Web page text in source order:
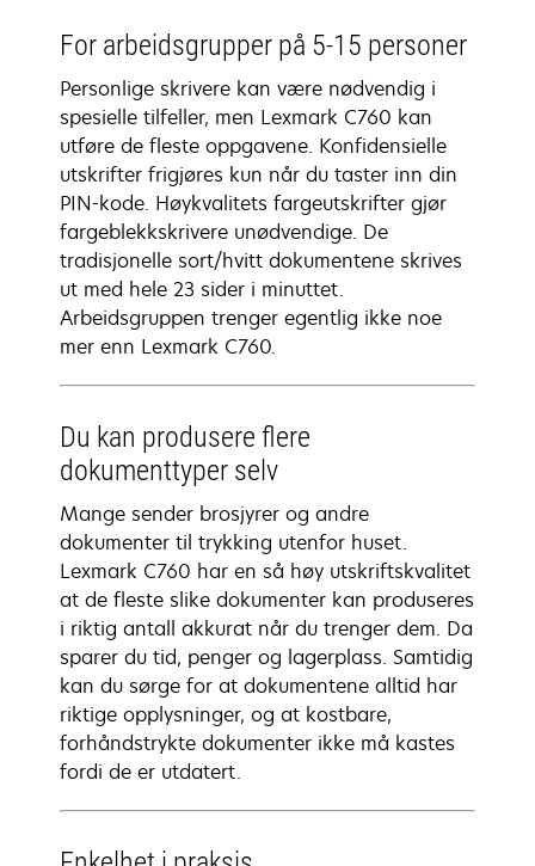
For arbeidsgrupper på 5-15 personer
Personlige skrivere kan være nødvendig i
spesielle tilfeller, men Lexmark C760 kan
utføre de fleste oppgavene. Konfidensielle
utskrifter frigjøres kun når du taster inn din
PIN-kode. Høykvalitets fargeutskrifter gjør
fargeblekkskrivere unødvendige. De
tradisjonelle sort/hvitt dokumentene skrives
ut med hele 23 sider i minuttet.
Arbeidsgruppen trenger egentlig ikke noe
mer enn Lexmark C760.
Du kan produsere flere
dokumenttyper selv
Mange sender brosjyrer og andre
dokumenter til trykking utenfor huset.
Lexmark C760 har en så høy utskriftskvalitet
at de fleste slike dokumenter kan produseres
i riktig antall akkurat når du trenger dem. Da
sparer du tid, penger og lagerplass. Samtidig
kan du sørge for at dokumentene alltid har
riktige opplysninger, og at kostbare,
forhåndstrykte dokumenter ikke må kastes
fordi de er utdatert.